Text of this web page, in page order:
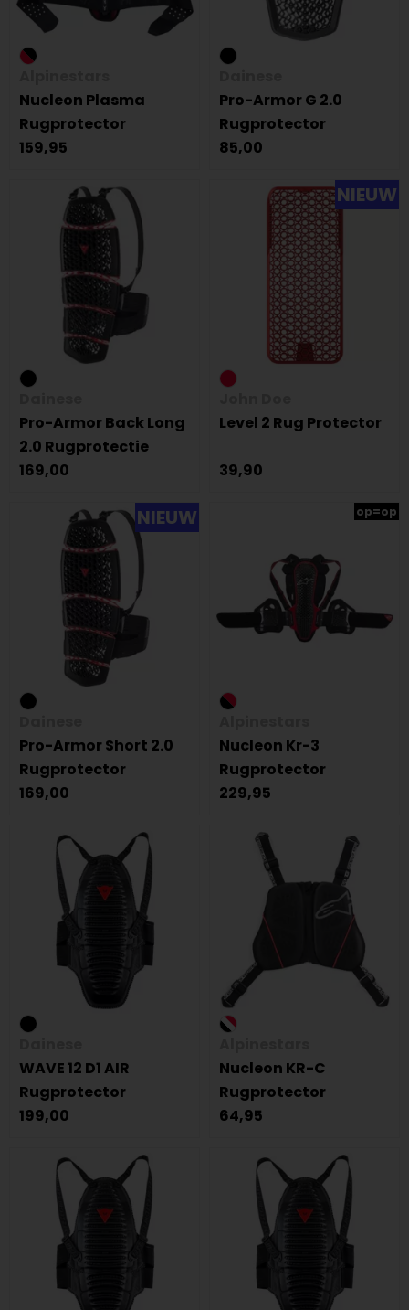
Nucleon Plasma
Rugprotector
159,95
Pro-Armor G 2.0
Rugprotector
85,00
Pro-Armor Back Long
2.0 Rugprotectie
169,00
NIEUW
Level 2 Rug Protector
39,90
NIEUW
Pro-Armor Short 2.0
Rugprotector
169,00
op=op
Nucleon Kr-3
Rugprotector
229,95
WAVE 12 D1 AIR
Rugprotector
199,00
Nucleon KR-C
Rugprotector
64,95